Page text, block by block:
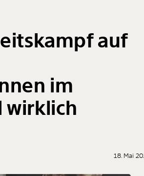
auf
im
wirklich
18. Mai